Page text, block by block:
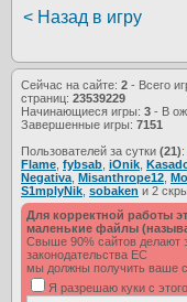
< Назад в игру
Сейчас на сайте: 2 - Всего
страниц: 23539229
Начинающиеся игры: 3 - В
Завершенные игры: 7151
Пользователей за сутки (21):
Flame fybsab iOnik
Negativa Misanthrope12
S1mplyNik sobaken и 2
Для корректной работы
маленькие файлы
Свыше 90% сайтов делают
законодательства ЕС
мы должны получить ваше
Я разрешаю куки с